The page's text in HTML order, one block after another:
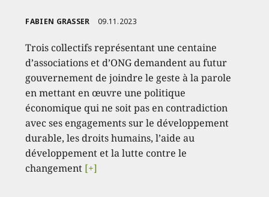
FABIEN GRASSER 09.11.2023
Trois collectifs représentant une centaine
d’associations et d’ONG demandent au futur
gouvernement de joindre le geste à la parole
en mettant en œuvre une politique
économique qui ne soit pas en contradiction
avec ses engagements sur le développement
durable, les droits humains, l’aide au
développement et la lutte contre le
changement [+]